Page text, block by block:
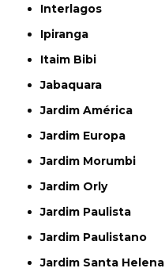
Interlagos
Ipiranga
Itaim Bibi
Jabaquara
Jardim América
Jardim Europa
Jardim Morumbi
Jardim Orly
Jardim Paulista
Jardim Paulistano
Jardim Santa Helena